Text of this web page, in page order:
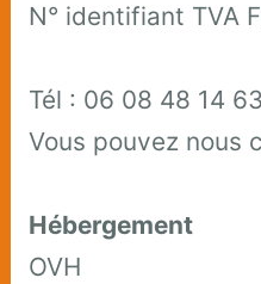
N° identifiant TVA
Tél : 06 08 48 14 63
Vous pouvez nous
Hébergement
OVH